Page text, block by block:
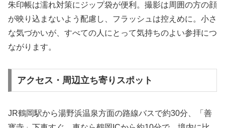
朱印帳は濡れ対策にジップ袋が便利。撮影は周囲の方の顔
が映り込まないよう配慮し、フラッシュは控えめに。小さ
な気づかいが、すべての人にとって気持ちのよい参拝につ
ながります。
アクセス・周辺立ち寄りスポット
JR鶴岡駅から湯野浜温泉方面の路線バスで約30分、「善